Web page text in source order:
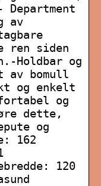
av
ren siden
Holdbar og
av bomull
og enkelt
og
dette,
og
162
120